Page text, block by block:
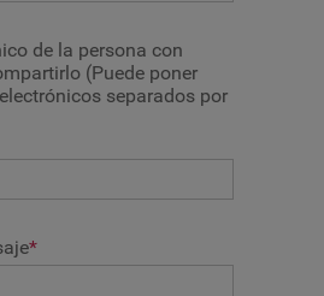
de la persona con
(Puede poner
separados por
*